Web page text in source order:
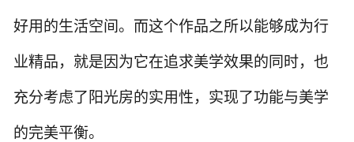
好用的生活空间。而这个作品之所以能够成为行
业精品，就是因为它在追求美学效果的同时，也
充分考虑了阳光房的实用性，实现了功能与美学
的完美平衡。